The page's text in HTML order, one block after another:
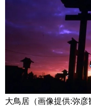
大鳥居（画像提供:弥彦